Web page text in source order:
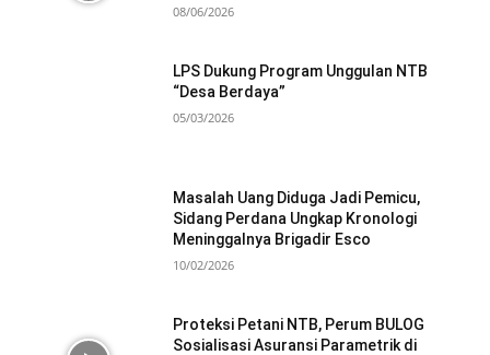
08/06/2026
LPS Dukung Program Unggulan NTB
“Desa Berdaya”
05/03/2026
Masalah Uang Diduga Jadi Pemicu,
Sidang Perdana Ungkap Kronologi
Meninggalnya Brigadir Esco
10/02/2026
Proteksi Petani NTB, Perum BULOG
Sosialisasi Asuransi Parametrik di